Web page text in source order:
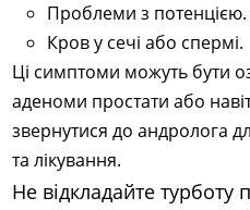
Проблеми з потенцією.
Кров у сечі або спермі.
Ці симптоми можуть бути
аденоми простати або
звернутися до андролога
та лікування.
Не відкладайте турботу